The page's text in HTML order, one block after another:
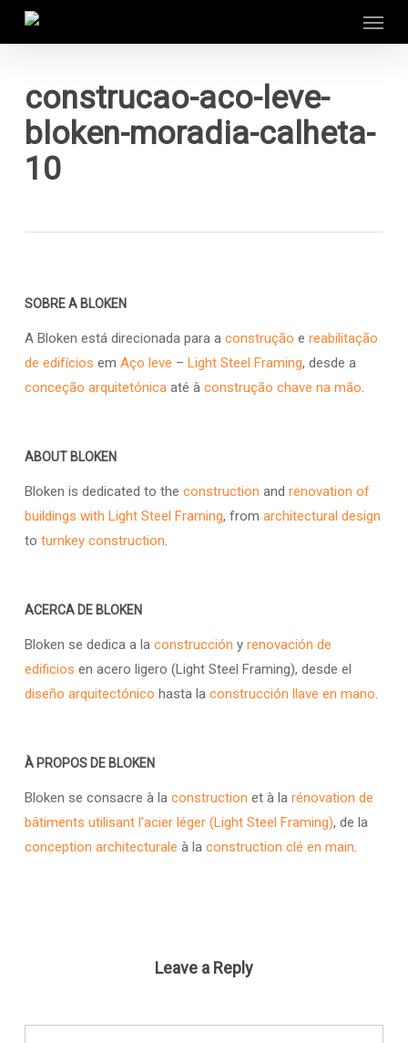
construcao-aco-leve-
bloken-moradia-calheta-
10
SOBRE A BLOKEN
A Bloken está direcionada para a construção e reabilitação
de edifícios em Aço leve – Light Steel Framing, desde a
conceção arquitetónicaaté à construção chave na mão.
ABOUT BLOKEN
Bloken is dedicated to the construction and renovation of
buildings with Light Steel Framing, from architectural design
to turnkey construction.
ACERCA DE BLOKEN
Bloken se dedica a la construcción y renovación de
edificios en acero ligero (Light Steel Framing), desde el
diseño arquitectónico hasta la construcción llave en mano.
À PROPOS DE BLOKEN
Bloken se consacre à la construction et à la rénovation de
bâtiments utilisant l’acier léger (Light Steel Framing), de la
conception architecturale à la construction clé en main.
Leave a Reply